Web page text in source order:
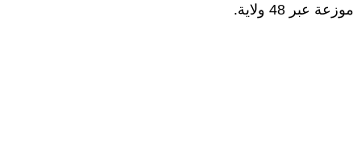
موزعة عبر 48 ولاية.